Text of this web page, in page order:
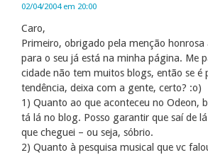
02/04/2004 em 20:00
Caro,
Primeiro, obrigado pela menção
para o seu já está na minha página. Me
cidade não tem muitos blogs, então se é
tendência, deixa com a gente, certo? :o)
1) Quanto ao que aconteceu no Odeon,
tá lá no blog. Posso garantir que saí de
que cheguei – ou seja, sóbrio.
2) Quanto à pesquisa musical que vc